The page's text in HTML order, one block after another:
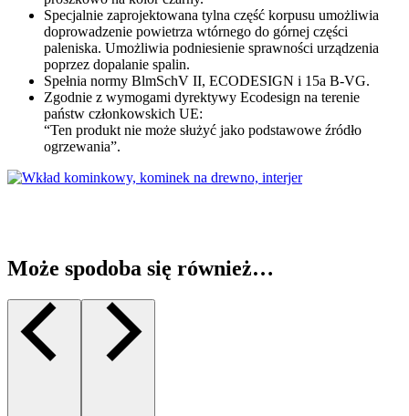
Specjalnie zaprojektowana tylna część korpusu umożliwia
doprowadzenie powietrza wtórnego do górnej części
paleniska. Umożliwia podniesienie sprawności urządzenia
poprzez dopalanie spalin.
Spełnia normy BlmSchV II, ECODESIGN i 15a B-VG.
Zgodnie z wymogami dyrektywy Ecodesign na terenie
państw członkowskich UE:
“Ten produkt nie może służyć jako podstawowe źródło
ogrzewania”.
Może spodoba się również…